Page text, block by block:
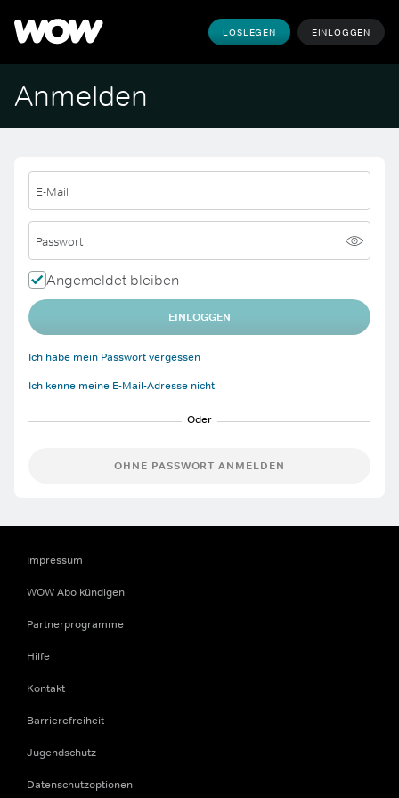
LOSLEGEN EINLOGGEN
Anmelden
E-Mail
Passwort
Angemeldet bleiben
EINLOGGEN
Ich habe mein Passwort vergessen
Ich kenne meine E-Mail-Adresse nicht
OHNE PASSWORT ANMELDEN
Impressum
WOW Abo kündigen
Partnerprogramme
Hilfe
Kontakt
Barrierefreiheit
Jugendschutz
Datenschutzoptionen